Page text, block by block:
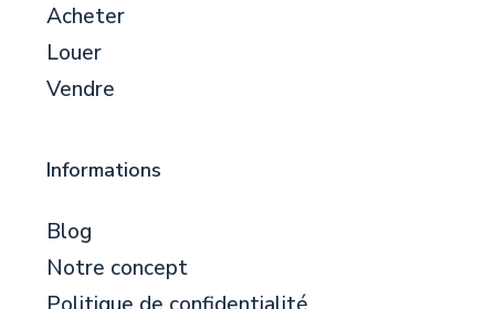
Acheter
Louer
Vendre
Informations
Blog
Notre concept